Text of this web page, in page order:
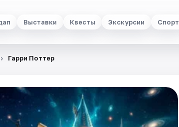
Выставки Квесты Экскурсии Спорт
Гарри Поттер